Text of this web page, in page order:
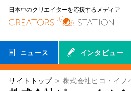
日本中のクリエイターを応援するメディア
ニュース インタビュー
サイトトップ 株式会社ピコ・イノ